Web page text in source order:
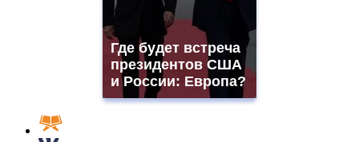
Где будет встреча
президентов США
и России: Европа?